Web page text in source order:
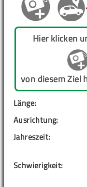
Hier klicken
von diesem Ziel
Länge:
Ausrichtung:
Jahreszeit:
Schwierigkeit: